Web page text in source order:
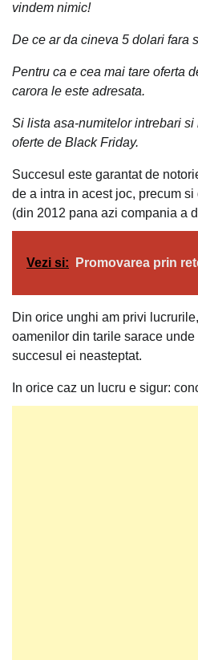
vindem nimic!
De ce ar da cineva 5 dolari fara
Pentru ca e cea mai tare oferta
carora le este adresata.
Si lista asa-numitelor intrebari
oferte de Black Friday.
Succesul este garantat de
de a intra in acest joc, precum
(din 2012 pana azi compania a
Vezi si: Promovarea prin
Din orice unghi am privi
oamenilor din tarile sarace
succesul ei neasteptat.
In orice caz un lucru e sigur: